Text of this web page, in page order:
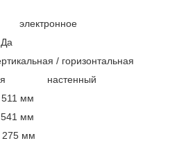
/ горизонтальная
настенный
мм
мм
мм